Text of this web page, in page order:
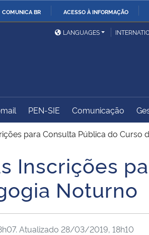
COMUNICA BR ACESSO À INFORMAÇÃO
Ministério das Relações
Exteriores
Controladoria-Geral da
União
Banco Central do Brasil
LANGUAGES
PEN-SIE Comunicação
para Consulta Pública do Curso
Inscrições
Noturno
. Atualizado 28/03/2019, 18h10